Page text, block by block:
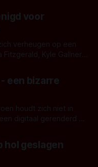
deze keer is (kon
je mee?
voor
verheugen op een
Kyle Gallner
waarvoor de
een bizarre
houdt zich niet in
digitaal gerenderd en
onheilspellends,
met ieder woord
hol geslagen